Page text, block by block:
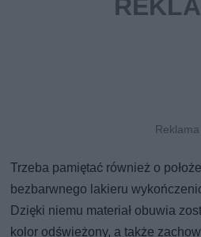
Trzeba pamiętać również o
bezbarwnego lakieru
Dzięki niemu materiał obuwia
kolor odświeżony, a także